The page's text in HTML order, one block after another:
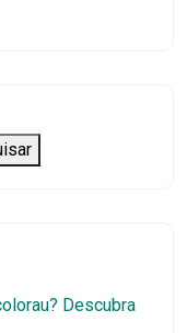
Descubra